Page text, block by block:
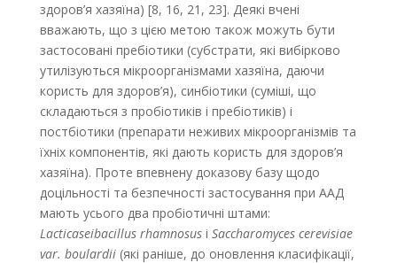
здоров’я хазяїна) [8, 16, 21, 23]. Деякі вчені
вважають, що з цією метою також можуть бути
застосовані пребіотики (субстрати, які вибірково
утилізуються мікроорганізмами хазяїна, даючи
користь для здоров’я), синбіотики (суміші, що
складаються з пробіотиків і пребіотиків) і
постбіотики (препарати неживих мікроорганізмів та
їхніх компонентів, які дають користь для здоров’я
хазяїна). Проте впевнену доказову базу щодо
доцільності та безпечності застосування при ААД
мають усього два пробіотичні штами:
Lacticaseibacillus rhamnosusі Saccharomyces cerevisiae
var. boulardii(які раніше, до оновлення класифікації,